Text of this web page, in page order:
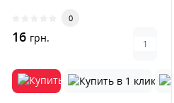
0
16 грн.